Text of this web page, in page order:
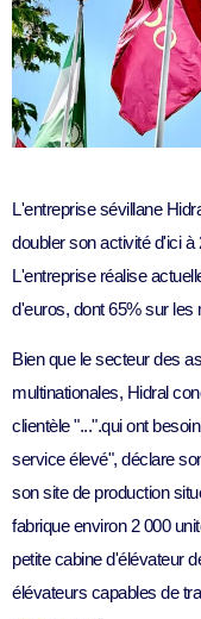
L'entreprise sévillane
doubler son activité d'ici à
L'entreprise réalise
d'euros, dont 65% sur les
Bien que le secteur des
multinationales, Hidral
clientèle "...".qui ont
service élevé", déclare
son site de production
fabrique environ 2 000
petite cabine d'élévateur
élévateurs capables de